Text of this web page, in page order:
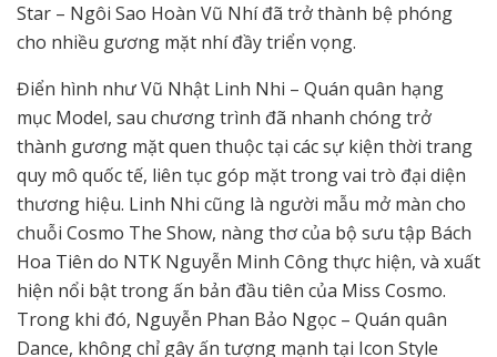
Star – Ngôi Sao Hoàn Vũ Nhí đã trở thành bệ phóng
cho nhiều gương mặt nhí đầy triển vọng.
Điển hình như Vũ Nhật Linh Nhi – Quán quân hạng
mục Model, sau chương trình đã nhanh chóng trở
thành gương mặt quen thuộc tại các sự kiện thời trang
quy mô quốc tế, liên tục góp mặt trong vai trò đại diện
thương hiệu. Linh Nhi cũng là người mẫu mở màn cho
chuỗi Cosmo The Show, nàng thơ của bộ sưu tập Bách
Hoa Tiên do NTK Nguyễn Minh Công thực hiện, và xuất
hiện nổi bật trong ấn bản đầu tiên của Miss Cosmo.
Trong khi đó, Nguyễn Phan Bảo Ngọc – Quán quân
Dance, không chỉ gây ấn tượng mạnh tại Icon Style